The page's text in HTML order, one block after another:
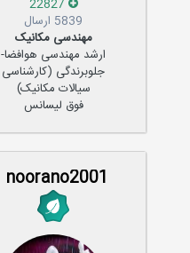
5839 ارسال
مهندسی مکانیک
ارشد مهندسی هوافضا-
جلوبرندگی (کارشناسی
سیالات مکانیک)
فوق لیسانس
noorano2001